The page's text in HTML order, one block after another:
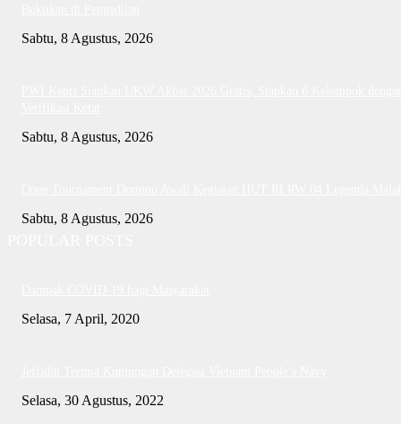
Sabtu, 8 Agustus, 2026
Sabtu, 8 Agustus, 2026
Sabtu, 8 Agustus, 2026
Selasa, 7 April, 2020
Selasa, 30 Agustus, 2022